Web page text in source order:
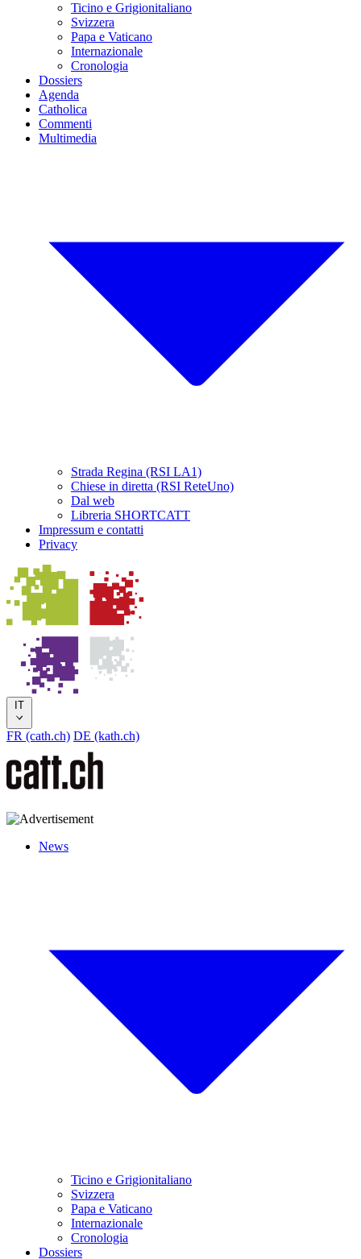
Ticino e Grigionitaliano
Svizzera
Papa e Vaticano
Internazionale
Cronologia
Dossiers
Agenda
Catholica
Commenti
Multimedia
Strada Regina (RSI LA1)
Chiese in diretta (RSI ReteUno)
Dal web
Libreria SHORTCATT
Impressum e contatti
Privacy
IT
FR (cath.ch) DE (kath.ch)
News
Ticino e Grigionitaliano
Svizzera
Papa e Vaticano
Internazionale
Cronologia
Dossiers